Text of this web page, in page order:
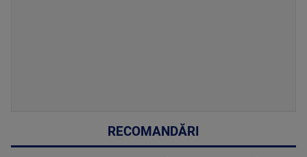
RECOMANDĂRI